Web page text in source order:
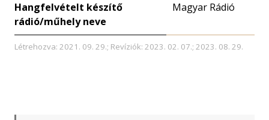
Hangfelvételt készítő
rádió/műhely neve
Magyar Rádió
Létrehozva: 2021. 09. 29.; Revíziók: 2023. 02. 07.; 2023. 08. 29.